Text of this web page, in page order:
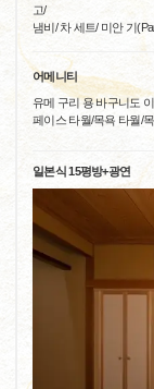
고/
냄비/ 차 세트/ 미안 기
어메니티
유메 구리 용 바구니도
페이스 타월/목욕 타월/
일본식 15평방+광연